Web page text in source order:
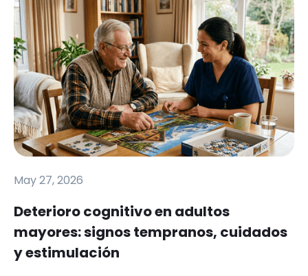
May 27, 2026
Deterioro cognitivo en adultos
mayores: signos tempranos, cuidados
y estimulación